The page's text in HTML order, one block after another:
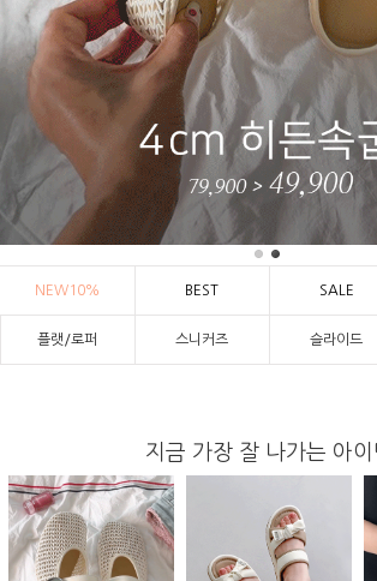
NEW10% BEST SALE
플랫/로퍼 스니커즈 슬라이드
지금 가장 잘 나가는 아이